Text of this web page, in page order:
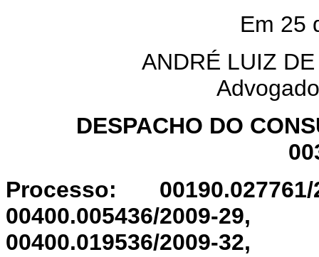
Em 25
ANDRÉ LUIZ
DESPACHO DO
Processo:
00400.005436/2009-
00400.019536/2009-